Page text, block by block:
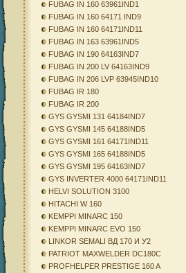
FUBAG IN 160 63961IND1
FUBAG IN 160 64171 IND9
FUBAG IN 160 64171IND11
FUBAG IN 163 63961IND5
FUBAG IN 190 64163IND7
FUBAG IN 200 LV 64163IND9
FUBAG IN 206 LVP 63945IND10
FUBAG IR 180
FUBAG IR 200
GYS GYSMI 131 64184IND7
GYS GYSMI 145 64188IND5
GYS GYSMI 161 64171IND11
GYS GYSMI 165 64188IND5
GYS GYSMI 195 64163IND7
GYS INVERTER 4000 64171IND11
HELVI SOLUTION 3100
HITACHI W 160
KEMPPI MINARC 150
KEMPPI MINARC EVO 150
LINKOR SEMALI ВД 170 И У2
PATRIOT MAXWELDER DC180C
PROFHELPER PRESTIGE 160 A